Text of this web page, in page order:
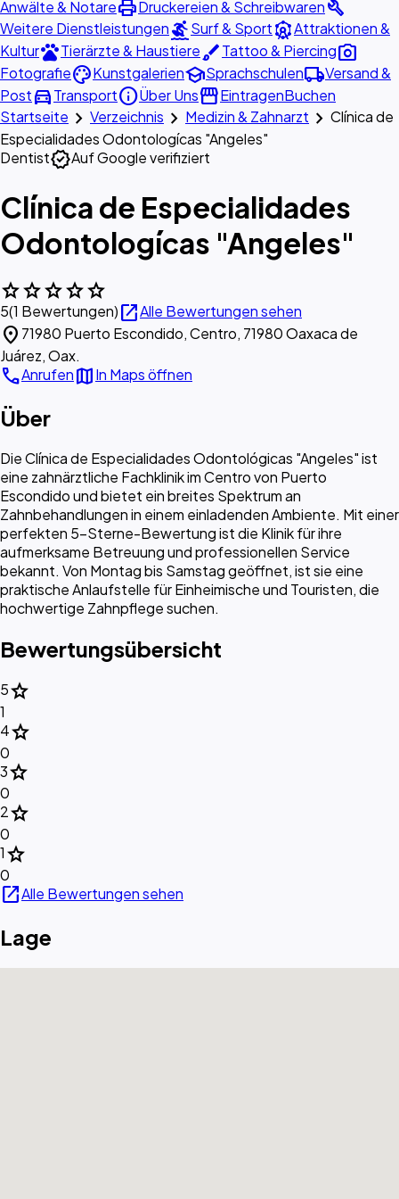
Anwälte & NotareprintDruckereien & Schreibwarenbuild
Weitere DienstleistungensurfingSurf & SportattractionsAttraktionen &
KulturpetsTierärzte & HaustierebrushTattoo & Piercingphoto_camera
FotografiepaletteKunstgalerienschoolSprachschulenlocal_shippingVersand &
Postdirections_carTransportinfoÜber UnsstorefrontEintragenBuchen
Startseite chevron_right Verzeichnis chevron_right Medizin & Zahnarzt chevron_right Clínica de
Especialidades Odontologícas "Angeles"
DentistverifiedAuf Google verifiziert
Clínica de Especialidades
Odontologícas "Angeles"
starstarstarstarstar
5(1 Bewertungen)open_in_newAlle Bewertungen sehen
location_on 71980 Puerto Escondido, Centro, 71980 Oaxaca de
Juárez, Oax.
callAnrufenmapIn Maps öffnen
Über
Die Clínica de Especialidades Odontológicas "Angeles" ist
eine zahnärztliche Fachklinik im Centro von Puerto
Escondido und bietet ein breites Spektrum an
Zahnbehandlungen in einem einladenden Ambiente. Mit einer
perfekten 5-Sterne-Bewertung ist die Klinik für ihre
aufmerksame Betreuung und professionellen Service
bekannt. Von Montag bis Samstag geöffnet, ist sie eine
praktische Anlaufstelle für Einheimische und Touristen, die
hochwertige Zahnpflege suchen.
Bewertungsübersicht
5star
1
4star
0
3star
0
2star
0
1star
0
open_in_newAlle Bewertungen sehen
Lage